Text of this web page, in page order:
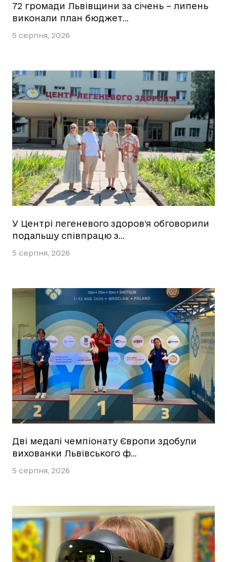
72 громади Львівщини за січень – липень
виконали план бюджет…
5 серпня, 2026
У Центрі легеневого здоров’я обговорили
подальшу співпрацю з…
5 серпня, 2026
Дві медалі чемпіонату Європи здобули
вихованки Львівського ф…
5 серпня, 2026